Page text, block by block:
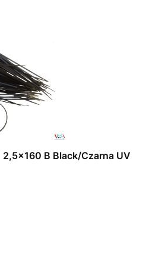
2,5x160 B Black/Czarna UV